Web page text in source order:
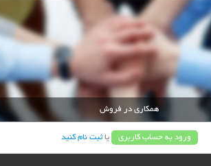
همکاری در فروش
ورود به حساب کاربری یاثبت نام کنید